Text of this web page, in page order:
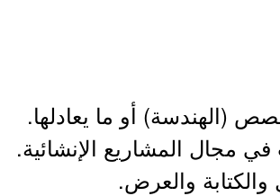
(الهندسة) أو ما يعادلها.
والعرض.